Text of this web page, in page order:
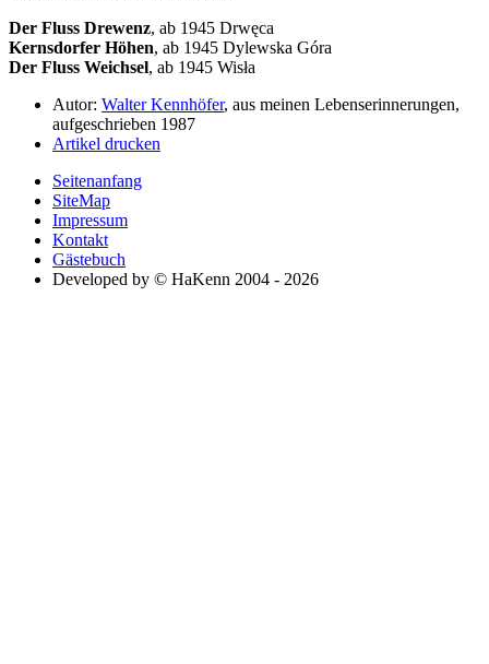
Der Fluss Drewenz, ab 1945 Drwęca
Kernsdorfer Höhen, ab 1945 Dylewska Góra
Der Fluss Weichsel, ab 1945 Wisła
Autor: Walter Kennhöfer, aus meinen Lebenserinnerungen,
aufgeschrieben 1987
Artikel drucken
Seitenanfang
SiteMap
Impressum
Kontakt
Gästebuch
Developed by © HaKenn 2004 - 2026